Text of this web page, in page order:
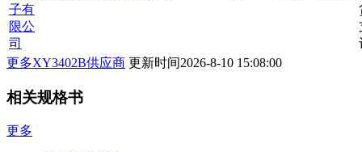
子有
限公
司
更多XY3402B供应商 更新时间2026-8-10 15:08:00
相关规格书
更多